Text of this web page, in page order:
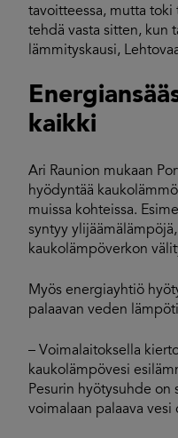
tavoitteessa, mutta
tehdä vasta sitten, kun
lämmityskausi,
kaikki
Ari Raunion mukaan
hyödyntää
muissa kohteissa.
syntyy
kaukolämpöverkon
Myös energiayhtiö
palaavan veden
– Voimalaitoksella
kaukolämpövesi
Pesurin hyötysuhde
voimalaan palaava vesi